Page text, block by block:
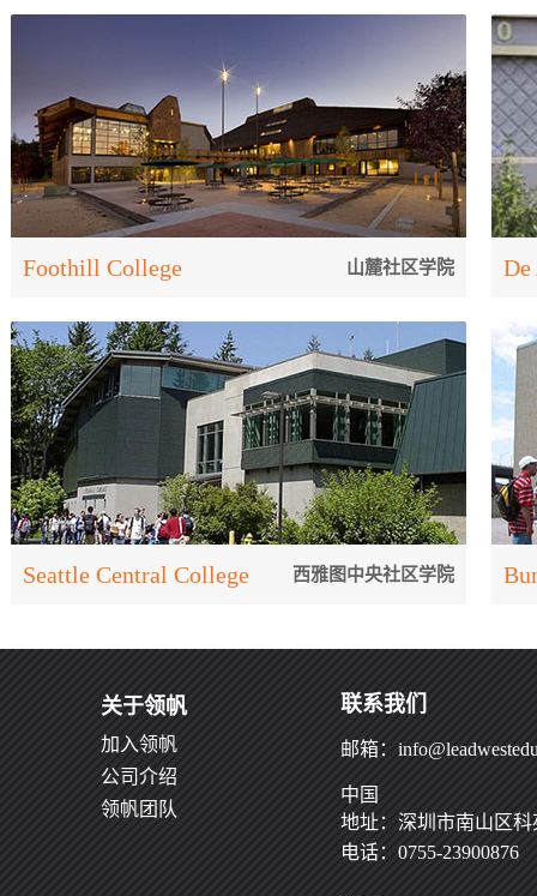
)建校于1929 年，是获得西部学校及大学联盟
(Western Association of Schools and Colleges) 区域
认证的加州公立学...
[了解更多]
Foothill College 山麓社区学院
山麓社区学院
[了解更多]
De
Seattle Central College 西雅图中央社区学院
西雅图中央社区学院
[了解更多]
关于领帆
加入领帆
公司介绍
领帆团队
联系我们
邮箱：
中国
地址：深圳市南山区科
电话：0755-23900876